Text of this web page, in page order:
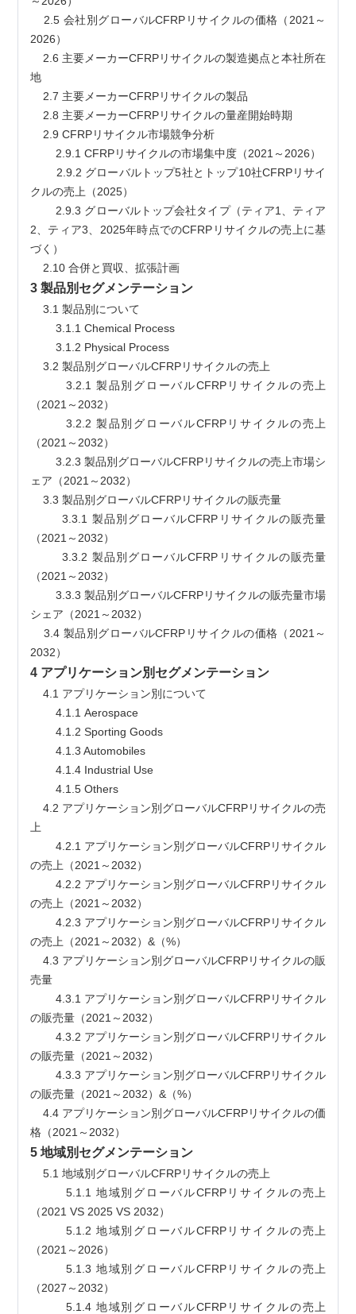
2026）
地
    2.7 主要メーカーCFRPリサイクルの製品
    2.8 主要メーカーCFRPリサイクルの量産開始時期
    2.9 CFRPリサイクル市場競争分析
        2.9.1 CFRPリサイクルの市場集中度（2021～2026）
クルの売上（2025）
2、ティア3、2025年時点でのCFRPリサイクルの売上に基
づく）
    2.10 合併と買収、拡張計画
3 製品別セグメンテーション
    3.1 製品別について
        3.1.1 Chemical Process
        3.1.2 Physical Process
    3.2 製品別グローバルCFRPリサイクルの売上
        3.2.1 製品別グローバルCFRPリサイクルの売上
（2021～2032）
        3.2.2 製品別グローバルCFRPリサイクルの売上
（2021～2032）
ェア（2021～2032）
    3.3 製品別グローバルCFRPリサイクルの販売量
        3.3.1 製品別グローバルCFRPリサイクルの販売量
（2021～2032）
        3.3.2 製品別グローバルCFRPリサイクルの販売量
（2021～2032）
シェア（2021～2032）
    3.4 製品別グローバルCFRPリサイクルの価格（2021～
2032）
4 アプリケーション別セグメンテーション
    4.1 アプリケーション別について
        4.1.1 Aerospace
        4.1.2 Sporting Goods
        4.1.3 Automobiles
        4.1.4 Industrial Use
        4.1.5 Others
上
の売上（2021～2032）
の売上（2021～2032）
の売上（2021～2032）&（%）
売量
の販売量（2021～2032）
の販売量（2021～2032）
の販売量（2021～2032）&（%）
格（2021～2032）
5 地域別セグメンテーション
    5.1 地域別グローバルCFRPリサイクルの売上
        5.1.1 地域別グローバルCFRPリサイクルの売上
（2021 VS 2025 VS 2032）
        5.1.2 地域別グローバルCFRPリサイクルの売上
（2021～2026）
        5.1.3 地域別グローバルCFRPリサイクルの売上
（2027～2032）
        5.1.4 地域別グローバルCFRPリサイクルの売上